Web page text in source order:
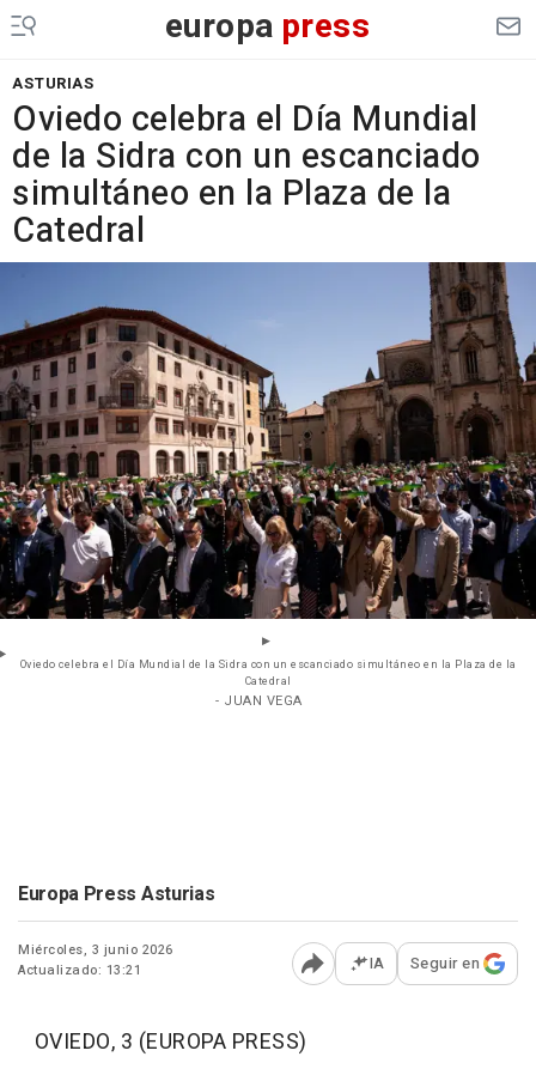
europa press
ASTURIAS
Oviedo celebra el Día Mundial
de la Sidra con un escanciado
simultáneo en la Plaza de la
Catedral
Oviedo celebra el Día Mundial de la Sidra con un escanciado simultáneo en la Plaza de la
Catedral
- JUAN VEGA
Europa Press Asturias
Miércoles, 3 junio 2026
Actualizado: 13:21
Abrir opciones para
IA Seguir en
OVIEDO, 3 (EUROPA PRESS)